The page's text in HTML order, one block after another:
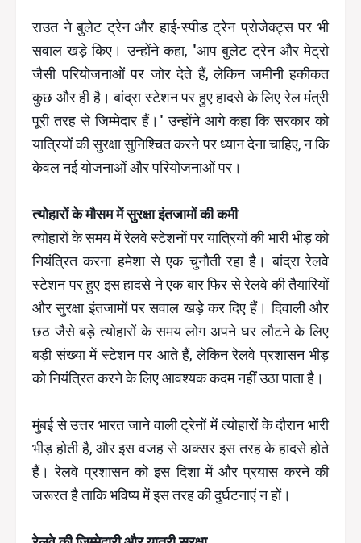
राउत ने बुलेट ट्रेन और हाई-स्पीड ट्रेन प्रोजेक्ट्स पर भी
सवाल खड़े किए। उन्होंने कहा, "आप बुलेट ट्रेन और मेट्रो
जैसी परियोजनाओं पर जोर देते हैं, लेकिन जमीनी हकीकत
कुछ और ही है। बांद्रा स्टेशन पर हुए हादसे के लिए रेल मंत्री
पूरी तरह से जिम्मेदार हैं।" उन्होंने आगे कहा कि सरकार को
यात्रियों की सुरक्षा सुनिश्चित करने पर ध्यान देना चाहिए, न कि
केवल नई योजनाओं और परियोजनाओं पर।
त्योहारों के मौसम में सुरक्षा इंतजामों की कमी
त्योहारों के समय में रेलवे स्टेशनों पर यात्रियों की भारी भीड़ को
नियंत्रित करना हमेशा से एक चुनौती रहा है। बांद्रा रेलवे
स्टेशन पर हुए इस हादसे ने एक बार फिर से रेलवे की तैयारियों
और सुरक्षा इंतजामों पर सवाल खड़े कर दिए हैं। दिवाली और
छठ जैसे बड़े त्योहारों के समय लोग अपने घर लौटने के लिए
बड़ी संख्या में स्टेशन पर आते हैं, लेकिन रेलवे प्रशासन भीड़
को नियंत्रित करने के लिए आवश्यक कदम नहीं उठा पाता है।
मुंबई से उत्तर भारत जाने वाली ट्रेनों में त्योहारों के दौरान भारी
भीड़ होती है, और इस वजह से अक्सर इस तरह के हादसे होते
हैं। रेलवे प्रशासन को इस दिशा में और प्रयास करने की
जरूरत है ताकि भविष्य में इस तरह की दुर्घटनाएं न हों।